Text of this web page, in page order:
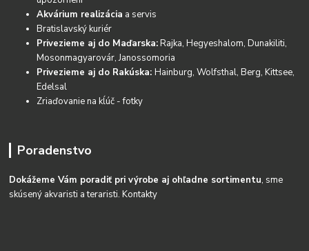
Akvárium realizácia a servis
Bratislavský kuriér
Privezieme aj do Maďarska:Rajka, Hegyeshalom, Dunakiliti,
Mosonmagyarovár, Janossomoria
Privezieme aj do Rakúska:Hainburg, Wolfsthal, Berg, Kittsee,
Edelsal
Zriaďovanie na kĺúč - fotky
Poradenstvo
Dokážeme Vám poradiť pri výrobe aj ohľadne sortimentu, sme
skúsený akvaristi a teraristi.Kontakty